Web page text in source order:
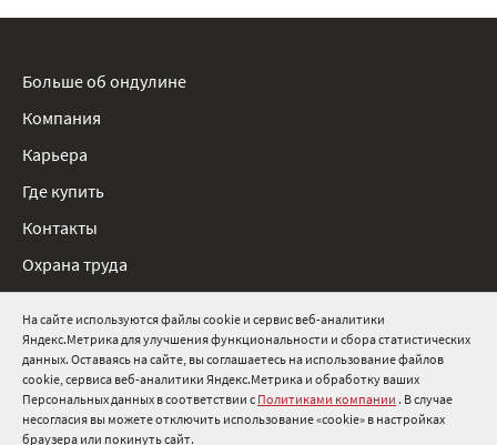
На сайте используются файлы cookie и сервис веб-аналитики
Яндекс.Метрика для улучшения функциональности и сбора статистических
данных. Оставаясь на сайте, вы соглашаетесь на использование файлов
cookie, сервиса веб-аналитики Яндекс.Метрика и обработку ваших
Персональных данных в соответствии с Политиками компании . В случае
несогласия вы можете отключить использование «cookie» в настройках
браузера или покинуть сайт.
8 800 511 91 82
info@onduline.ru
Россия Беларусь Казахстан
Больше об ондулине
Компания
Карьера
Где купить
Контакты
Охрана труда